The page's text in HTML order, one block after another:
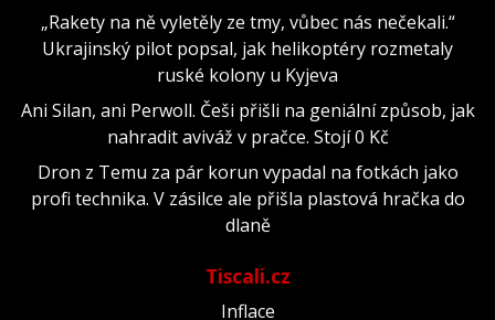
„Rakety na ně vyletěly ze tmy, vůbec nás nečekali.“
Ukrajinský pilot popsal, jak helikoptéry rozmetaly
ruské kolony u Kyjeva
Ani Silan, ani Perwoll. Češi přišli na geniální způsob, jak
nahradit aviváž v pračce. Stojí 0 Kč
Dron z Temu za pár korun vypadal na fotkách jako
profi technika. V zásilce ale přišla plastová hračka do
dlaně
Tiscali.cz
Inflace